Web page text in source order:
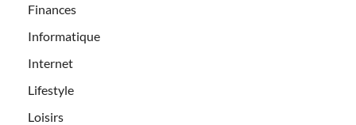
Finances
Informatique
Internet
Lifestyle
Loisirs